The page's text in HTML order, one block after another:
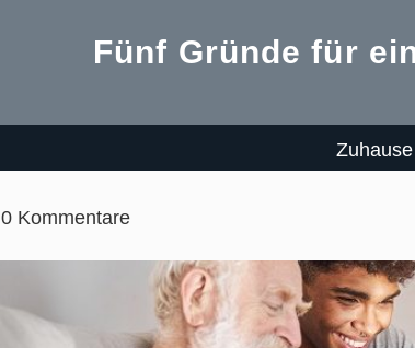
Fünf Gründe für
Zuhause
0 Kommentare